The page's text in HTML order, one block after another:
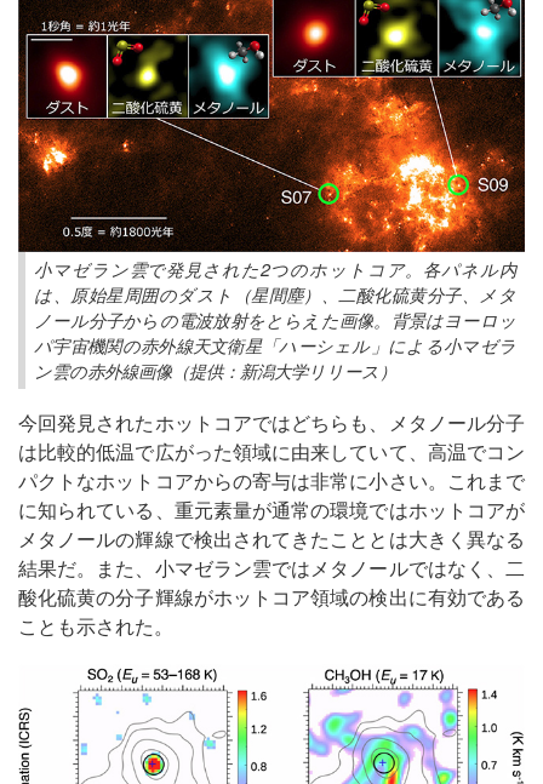
小マゼラン雲で発見された2つのホットコア。各パネル内
は、原始星周囲のダスト（星間塵）、二酸化硫黄分子、メタ
ノール分子からの電波放射をとらえた画像。背景はヨーロッ
パ宇宙機関の赤外線天文衛星「ハーシェル」による小マゼラ
ン雲の赤外線画像（提供：新潟大学リリース）
今回発見されたホットコアではどちらも、メタノール分子
は比較的低温で広がった領域に由来していて、高温でコン
パクトなホットコアからの寄与は非常に小さい。これまで
に知られている、重元素量が通常の環境ではホットコアが
メタノールの輝線で検出されてきたこととは大きく異なる
結果だ。また、小マゼラン雲ではメタノールではなく、二
酸化硫黄の分子輝線がホットコア領域の検出に有効である
ことも示された。